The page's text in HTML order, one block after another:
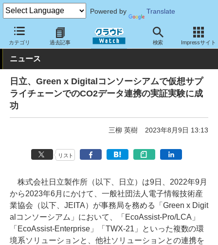
Powered by Translate
カテゴリ 過去記事 検索 Impressサイト
クラウド Watch トピック 研究開発
ニュース
日立、Green x Digitalコンソーシアムで仮想サプ
ライチェーンでのCO2データ連携の実証実験に成
功
三柳 英樹 2023年8月9日 13:13
リスト
株式会社日立製作所（以下、日立）は9日、2022年9月
から2023年6月にかけて、一般社団法人電子情報技術産
業協会（以下、JEITA）が事務局を務める「Green x Digit
alコンソーシアム」において、「EcoAssist-Pro/LCA」
「EcoAssist-Enterprise」「TWX-21」といった複数の環
境系ソリューションと、他社ソリューションとの連携を